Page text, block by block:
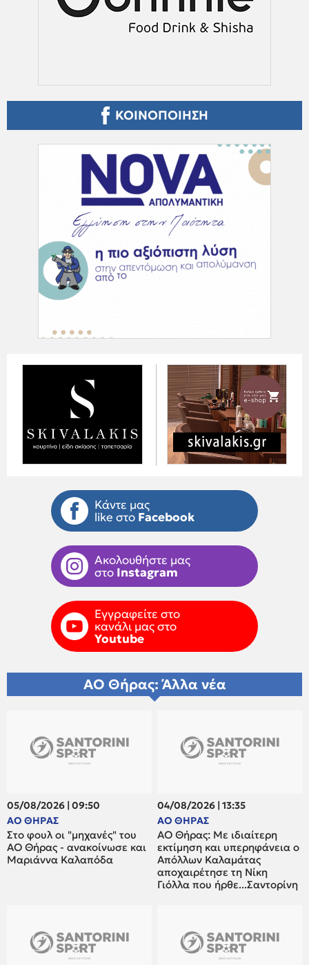
ΚΟΙΝΟΠΟΙΗΣΗ
Κάντε μας
like στο Facebook
Ακολουθήστε μας
στο Instagram
Εγγραφείτε στο
κανάλι μας στο
Youtube
ΑΟ Θήρας: Άλλα νέα
05/08/2026 | 09:50
ΑΟ ΘΗΡΑΣ
Στο φουλ οι "μηχανές" του
ΑΟ Θήρας - ανακοίνωσε και
Μαριάννα Καλαπόδα
04/08/2026 | 13:35
ΑΟ ΘΗΡΑΣ
ΑΟ Θήρας: Με ιδιαίτερη
εκτίμηση και υπερηφάνεια ο
Απόλλων Καλαμάτας
αποχαιρέτησε τη Νίκη
Γιόλλα που ήρθε...Σαντορίνη